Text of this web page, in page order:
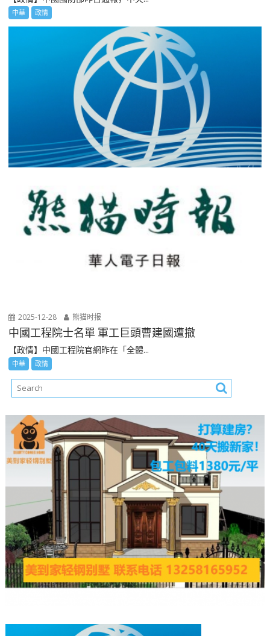
中華 政情
2025-12-28 熊猫时报
中國工程院士名單 軍工巨頭曹建國遭撤
【政情】中國工程院官網昨在「全體...
中華 政情